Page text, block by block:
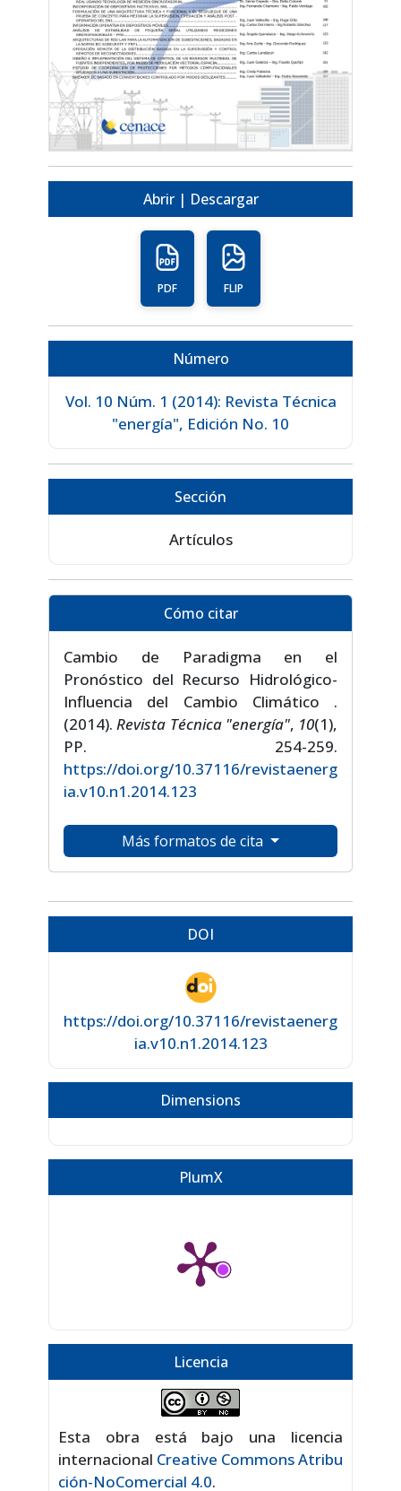
Abrir | Descargar
PDF FLIP
Número
Vol. 10 Núm. 1 (2014): Revista Técnica
"energía", Edición No. 10
Sección
Artículos
Cómo citar
Cambio de Paradigma en el
Pronóstico del Recurso Hidrológico-
Influencia del Cambio Climático .
(2014). Revista Técnica "energía", 10(1),
PP. 254-259.
https://doi.org/10.37116/revistaenerg
ia.v10.n1.2014.123
Más formatos de cita
DOI
https://doi.org/10.37116/revistaenerg
ia.v10.n1.2014.123
Dimensions
PlumX
Licencia
Esta obra está bajo una licencia
internacional Creative Commons Atribu
ción-NoComercial 4.0.